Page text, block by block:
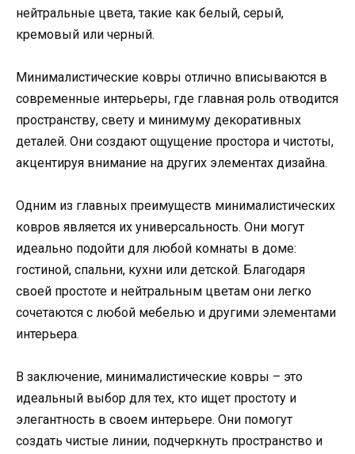
нейтральные цвета, такие как белый, серый,
кремовый или черный.
Минималистические ковры отлично вписываются в
современные интерьеры, где главная роль отводится
пространству, свету и минимуму декоративных
деталей. Они создают ощущение простора и чистоты,
акцентируя внимание на других элементах дизайна.
Одним из главных преимуществ минималистических
ковров является их универсальность. Они могут
идеально подойти для любой комнаты в доме:
гостиной, спальни, кухни или детской. Благодаря
своей простоте и нейтральным цветам они легко
сочетаются с любой мебелью и другими элементами
интерьера.
В заключение, минималистические ковры – это
идеальный выбор для тех, кто ищет простоту и
элегантность в своем интерьере. Они помогут
создать чистые линии, подчеркнуть пространство и